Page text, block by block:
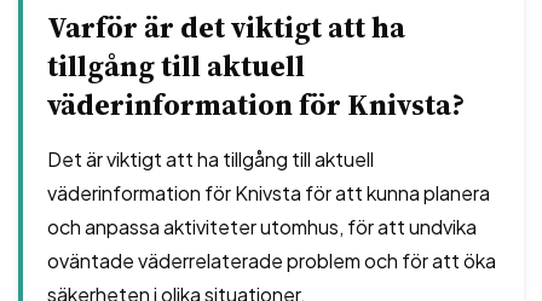
Varför är det viktigt att ha
tillgång till aktuell
väderinformation för Knivsta?
Det är viktigt att ha tillgång till aktuell
väderinformation för Knivsta för att kunna planera
och anpassa aktiviteter utomhus, för att undvika
oväntade väderrelaterade problem och för att öka
säkerheten i olika situationer.